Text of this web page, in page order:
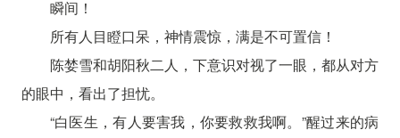
瞬间！
所有人目瞪口呆，神情震惊，满是不可置信！
陈婪雪和胡阳秋二人，下意识对视了一眼，都从对方
的眼中，看出了担忧。
“白医生，有人要害我，你要救救我啊。”醒过来的病